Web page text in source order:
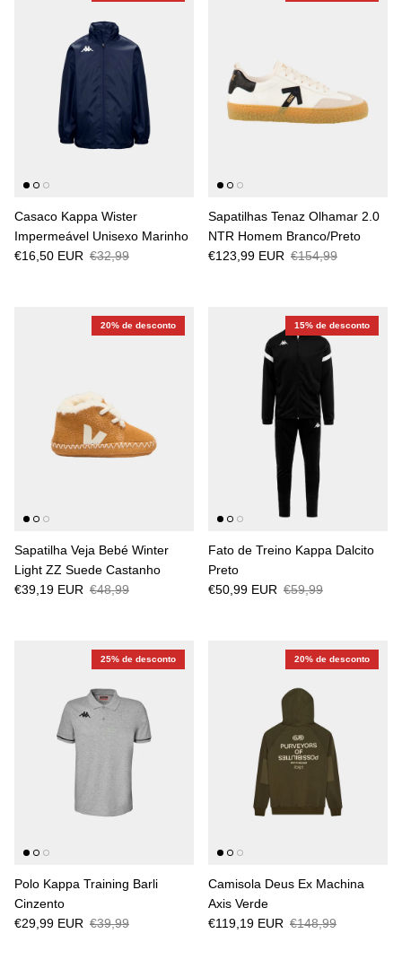
Casaco Kappa Wister
Impermeável Unisexo Marinho
€16,50 EUR €32,99
Sapatilhas Tenaz Olhamar 2.0
NTR Homem Branco/Preto
€123,99 EUR €154,99
20% de desconto
Sapatilha Veja Bebé Winter
Light ZZ Suede Castanho
€39,19 EUR €48,99
15% de desconto
Fato de Treino Kappa Dalcito
Preto
€50,99 EUR €59,99
25% de desconto
Polo Kappa Training Barli
Cinzento
€29,99 EUR €39,99
20% de desconto
Camisola Deus Ex Machina
Axis Verde
€119,19 EUR €148,99